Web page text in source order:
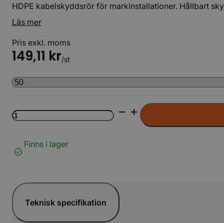
HDPE kabelskyddsrör för markinstallationer. Hållbart
Läs mer
Pris exkl. moms
149,11 kr/st
Kabelrör
Grön
LAG
mängd
Finns i lager
Teknisk specifikation